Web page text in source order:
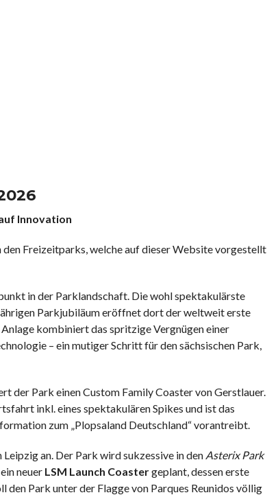
Innovation
Freizeitparks, welche auf dieser Website vorgestellt
in der Parklandschaft. Die wohl spektakulärste
Parkjubiläum eröffnet dort der weltweit erste
kombiniert das spritzige Vergnügen einer
– ein mutiger Schritt für den sächsischen Park,
der Park einen Custom Family Coaster von Gerstlauer.
inkl. eines spektakulären Spikes und ist das
zum „Plopsaland Deutschland“ vorantreibt.
an. Der Park wird sukzessive in den Asterix Park
neuer LSM Launch Coastergeplant, dessen erste
Park unter der Flagge von Parques Reunidos völlig